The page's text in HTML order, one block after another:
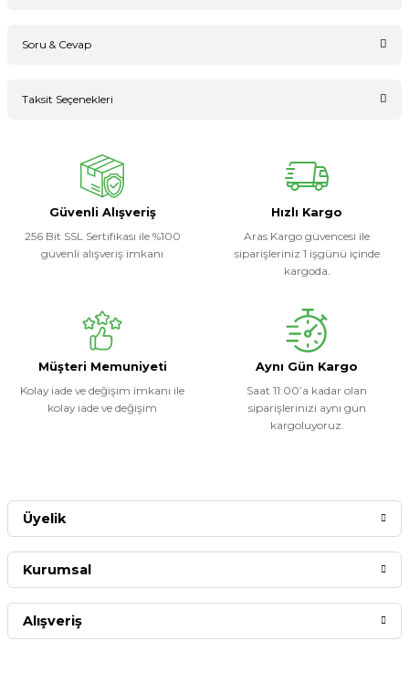
Soru & Cevap
Taksit Seçenekleri
Güvenli Alışveriş
256 Bit SSL Sertifikası ile %100
güvenli alışveriş imkanı
Hızlı Kargo
Aras Kargo güvencesi ile
siparişleriniz 1 işgünü içinde
kargoda.
Müşteri Memuniyeti
Kolay iade ve değişim imkanı ile
kolay iade ve değişim
Aynı Gün Kargo
Saat 11:00’a kadar olan
siparişlerinizi aynı gün
kargoluyoruz.
Üyelik
Kurumsal
Alışveriş